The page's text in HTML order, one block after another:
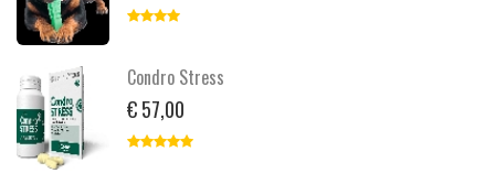
Condro Stress
€ 57,00